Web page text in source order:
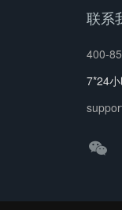
联系
400-
7*24